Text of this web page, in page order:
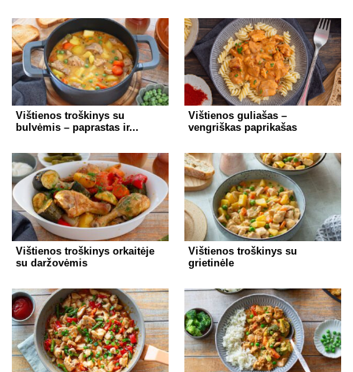
Vištienos troškinys su
bulvėmis – paprastas ir...
Vištienos guliašas –
vengriškas paprikašas
Vištienos troškinys orkaitėje
su daržovėmis
Vištienos troškinys su
grietinėle